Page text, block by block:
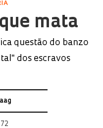
mata
questão do banzo
dos escravos